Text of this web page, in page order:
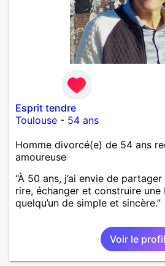
Esprit tendre
Toulouse - 54 ans
Homme divorcé(e) de 54 ans
amoureuse
“À 50 ans, j’ai envie de
rire, échanger et construire
quelqu’un de simple et sincère.”
Voir le profil